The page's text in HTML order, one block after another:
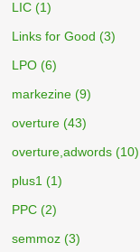
LIC (1)
Links for Good (3)
LPO (6)
markezine (9)
overture (43)
overture,adwords (10)
plus1 (1)
PPC (2)
semmoz (3)